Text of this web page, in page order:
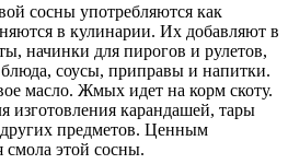
сосны употребляются как
в кулинарии. Их добавляют в
начинки для пирогов и рулетов,
соусы, приправы и напитки.
масло. Жмых идет на корм скоту.
изготовления карандашей, тары
предметов. Ценным
смола этой сосны.